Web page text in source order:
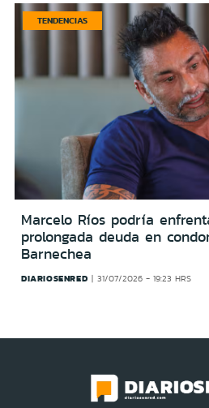
TENDENCIAS
Marcelo Ríos podría
prolongada deuda en
Barnechea
DIARIOSENRED 31/07/2026 - 19:23 HRS